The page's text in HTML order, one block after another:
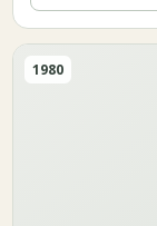
1980